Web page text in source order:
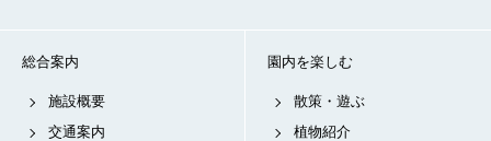
総合案内
施設概要
交通案内
園内を楽しむ
散策・遊ぶ
植物紹介